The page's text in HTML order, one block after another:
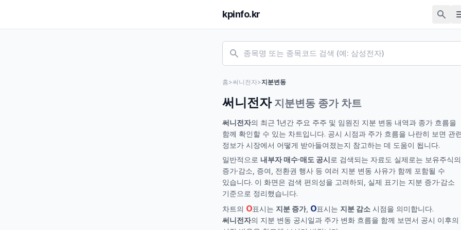
kpinfo.kr
홈>써니전자>지분변동
써니전자 지분변동 종가 차트
써니전자의 최근 1년간 주요 주주 및 임원진 지분 변동 내역과 종가 흐름을
함께 확인할 수 있는 차트입니다. 공시 시점과 주가 흐름을 나란히 보면 관
정보가 시장에서 어떻게 받아들여졌는지 참고하는 데 도움이 됩니다.
일반적으로 내부자 매수·매도 공시로 검색되는 자료도 실제로는 보유주식의
증가·감소, 증여, 전환권 행사 등 여러 지분 변동 사유가 함께 포함될 수
있습니다. 이 화면은 검색 편의성을 고려하되, 실제 표기는 지분 증가·감소
기준으로 정리했습니다.
차트의 O표시는 지분 증가, O표시는 지분 감소 시점을 의미합니다.
써니전자의 지분 변동 공시일과 주가 변화 흐름을 함께 보면서 공시 이후의